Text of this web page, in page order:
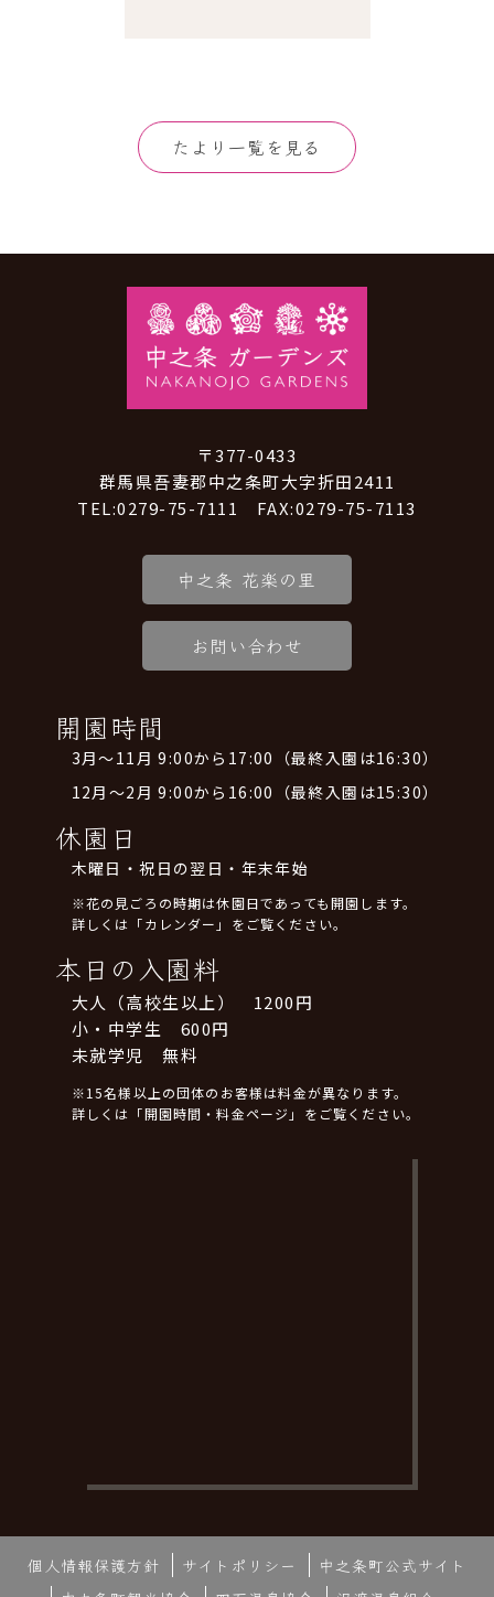
たより一覧を見る
〒377-0433
群馬県吾妻郡中之条町大字折田2411
TEL:0279-75-7111 FAX:0279-75-7113
中之条 花楽の里
お問い合わせ
開園時間
3月～11月 9:00から17:00（最終入園は16:30）
12月～2月 9:00から16:00（最終入園は15:30）
休園日
木曜日・祝日の翌日・年末年始
※花の見ごろの時期は休園日であっても開園します。
詳しくは「カレンダー」をご覧ください。
本日の入園料
大人（高校生以上） 1200円
小・中学生 600円
未就学児 無料
※15名様以上の団体のお客様は料金が異なります。
詳しくは「開園時間・料金ページ」をご覧ください。
個人情報保護方針 サイトポリシー
中之条町公式サイト